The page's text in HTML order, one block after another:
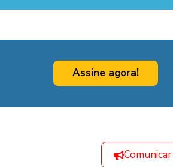
Assine agora!